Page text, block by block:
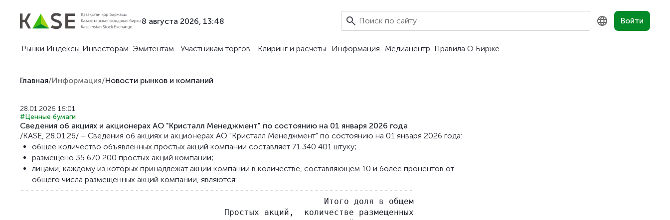
8 августа 2026, 13:48 Войти
Рынки Индексы Инвесторам Эмитентам Участникам торгов Клиринг и расчеты Информация Медиацентр Правила О Бирже
Главная/Информация/Новости рынков и компаний
28.01.2026 16:01
#Ценные бумаги
Сведения об акциях и акционерах АО "Кристалл Менеджмент" по состоянию на 01 января 2026 года
/KASE, 28.01.26/ – Сведения об акциях и акционерах АО "Кристалл Менеджмент" по состоянию на 01 января 2026 года:
общее количество объявленных простых акций компании составляет 71 340 401 штуку;
размещено 35 670 200 простых акций компании;
лицами, каждому из которых принадлежат акции компании в количестве, составляющем 10 и более процентов от
общего числа размещенных акций компании, являются:
-------------------------------------------------------------------------------
                                                             Итого доля в общем
                                         Простых акций,  количестве размещенных